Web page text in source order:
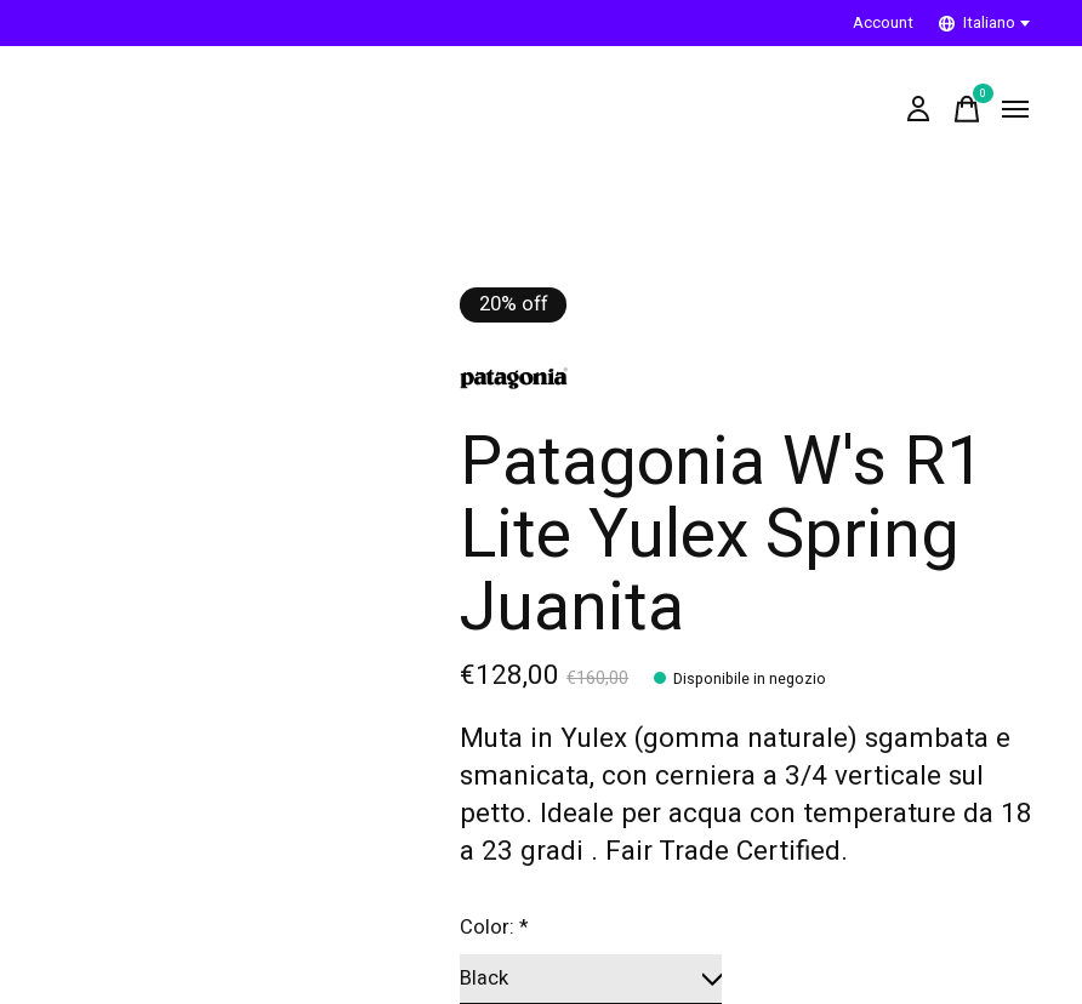
Account Italiano
0items
20% off
Patagonia W's R1
Lite Yulex Spring
Juanita
€128,00€160,00 Disponibile in negozio
Muta in Yulex (gomma naturale) sgambata e
smanicata, con cerniera a 3/4 verticale sul
petto. Ideale per acqua con temperature da 18
a 23 gradi . Fair Trade Certified.
Color:*